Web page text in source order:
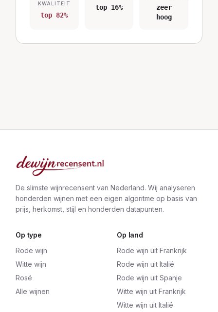
KWALITEIT
top 82%
top 16%
zeer
hoog
De slimste wijnrecensent van Nederland. Wij analyseren
honderden wijnen met een eigen algoritme op basis van
prijs, herkomst, stijl en honderden datapunten.
Op type
Rode wijn
Witte wijn
Rosé
Alle wijnen
Op land
Rode wijn uit Frankrijk
Rode wijn uit Italië
Rode wijn uit Spanje
Witte wijn uit Frankrijk
Witte wijn uit Italië